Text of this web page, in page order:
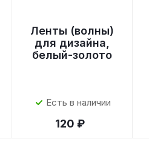
Ленты (волны)
для дизайна,
белый-золото
Есть в наличии
120 ₽